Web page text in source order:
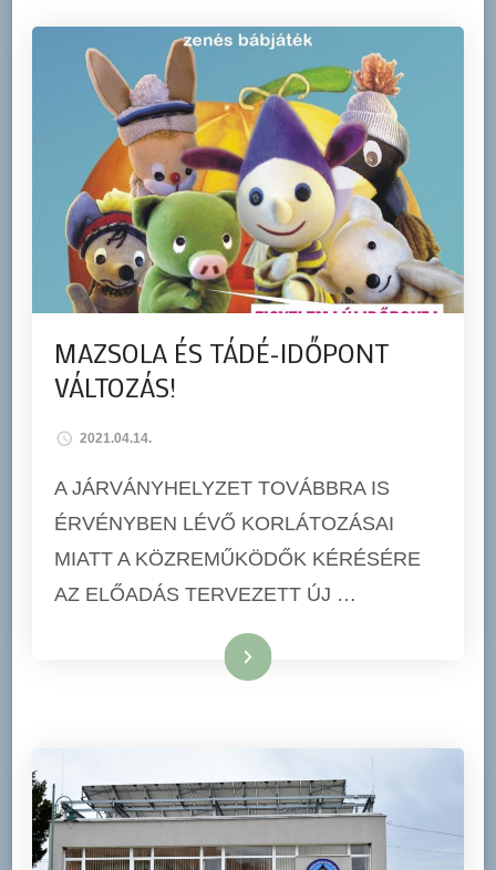
MAZSOLA ÉS TÁDÉ-IDŐPONT
VÁLTOZÁS!
2021.04.14.
A JÁRVÁNYHELYZET TOVÁBBRA IS
ÉRVÉNYBEN LÉVŐ KORLÁTOZÁSAI
MIATT A KÖZREMŰKÖDŐK KÉRÉSÉRE
AZ ELŐADÁS TERVEZETT ÚJ …
Tovább